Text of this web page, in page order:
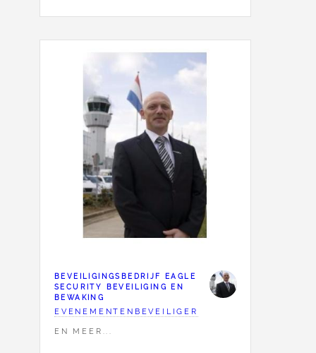
BEVEILIGINGSBEDRIJF EAGLE
SECURITY BEVEILIGING EN
BEWAKING
EVENEMENTENBEVEILIGER
EN MEER...